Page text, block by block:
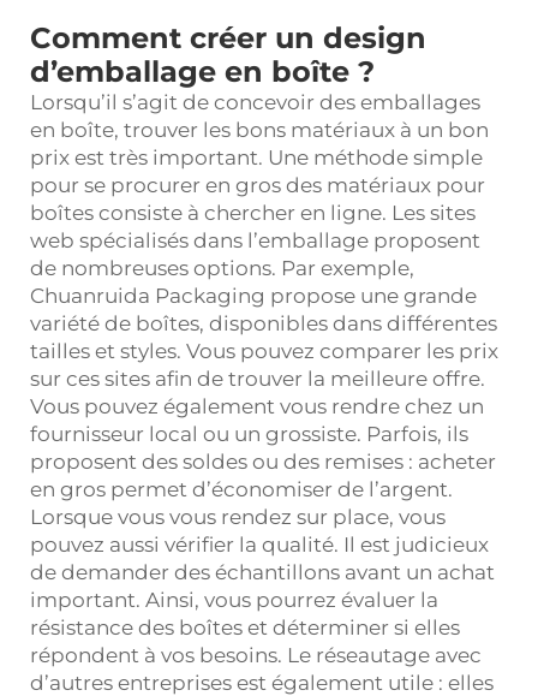
Comment créer un design
d’emballage en boîte ?
Lorsqu’il s’agit de concevoir des emballages
en boîte, trouver les bons matériaux à un bon
prix est très important. Une méthode simple
pour se procurer en gros des matériaux pour
boîtes consiste à chercher en ligne. Les sites
web spécialisés dans l’emballage proposent
de nombreuses options. Par exemple,
Chuanruida Packaging propose une grande
variété de boîtes, disponibles dans différentes
tailles et styles. Vous pouvez comparer les prix
sur ces sites afin de trouver la meilleure offre.
Vous pouvez également vous rendre chez un
fournisseur local ou un grossiste. Parfois, ils
proposent des soldes ou des remises : acheter
en gros permet d’économiser de l’argent.
Lorsque vous vous rendez sur place, vous
pouvez aussi vérifier la qualité. Il est judicieux
de demander des échantillons avant un achat
important. Ainsi, vous pourrez évaluer la
résistance des boîtes et déterminer si elles
répondent à vos besoins. Le réseautage avec
d’autres entreprises est également utile : elles